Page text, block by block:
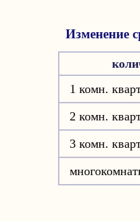
Изменение
1 комн.
2 комн.
3 комн.